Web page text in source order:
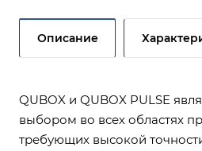
Описание
QUBOX и QUBOX PULSE
выбором во всех областях
требующих высокой